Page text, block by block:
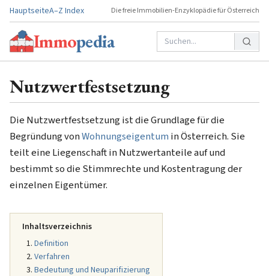
HauptseiteA–Z Index Die freie Immobilien-Enzyklopädie für Österreich
Immopedia
Nutzwertfestsetzung
Die Nutzwertfestsetzung ist die Grundlage für die
Begründung vonWohnungseigentum in Österreich. Sie
teilt eine Liegenschaft in Nutzwertanteile auf und
bestimmt so die Stimmrechte und Kostentragung der
einzelnen Eigentümer.
Inhaltsverzeichnis
Definition
Verfahren
Bedeutung und Neuparifizierung